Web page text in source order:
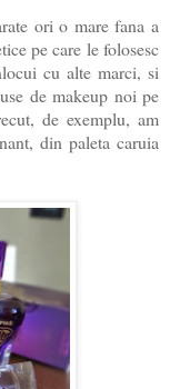
ori o mare fana a
pe care le folosesc
cu alte marci, si
de makeup noi pe
de exemplu, am
din paleta caruia